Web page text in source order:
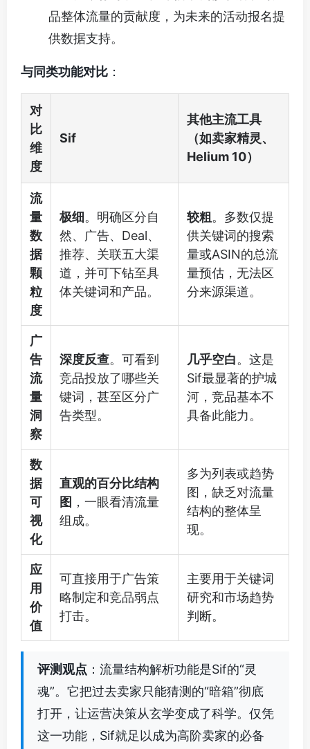
品整体流量的贡献度，为未来的活动报名提
供数据支持。
与同类功能对比 ：
对
比
维
度
Sif
其他主流工具
（如卖家精灵、
Helium 10）
流
量
数
据
颗
粒
度
极细。明确区分自
然、广告、Deal、
推荐、关联五大渠
道，并可下钻至具
体关键词和产品。
较粗。多数仅提
供关键词的搜索
量或ASIN的总流
量预估，无法区
分来源渠道。
广
告
流
量
洞
察
深度反查。可看到
竞品投放了哪些关
键词，甚至区分广
告类型。
几乎空白。这是
Sif最显著的护城
河，竞品基本不
具备此能力。
数
据
可
视
化
直观的百分比结构
图 ，一眼看清流量
组成。
多为列表或趋势
图，缺乏对流量
结构的整体呈
现。
应
用
价
值
可直接用于广告策
略制定和竞品弱点
打击。
主要用于关键词
研究和市场趋势
判断。
评测观点 ：流量结构解析功能是Sif的“灵
魂”。它把过去卖家只能猜测的“暗箱”彻底
打开，让运营决策从玄学变成了科学。仅凭
这一功能，Sif就足以成为高阶卖家的必备